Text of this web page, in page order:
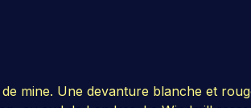
mine. Une devanture blanche et